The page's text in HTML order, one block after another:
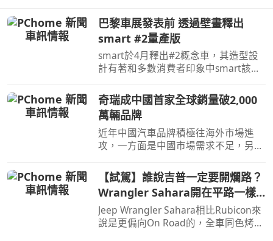
統。
巴黎車展發表前 透過壁畫釋出
smart #2量產版
smart於4月釋出#2概念車，其造型設
計有著和多數消費者印象中smart該有
的樣貌，同時也預告#2戶在巴黎車展亮
相，近日smart就透過壁畫公布#2量產
版樣貌。
奇瑞成中國首家全球銷量破2,000
萬輛品牌
近年中國汽車品牌積極往海外市場進
攻，一方面是中國市場需求不足，另一
全球累積銷量突破2,000萬輛，也是第
一家達此成績的中國汽車品牌。
【試駕】誰說吉普一定要開爛路？
Wrangler Sahara開在平路一樣
順！
Jeep Wrangler Sahara相比Rubicon來
說是更偏向On Road的，全車同色烤